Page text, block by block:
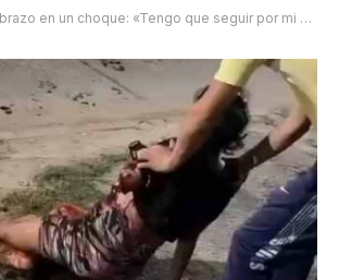
en un choque: «Tengo que seguir por mi hijo»